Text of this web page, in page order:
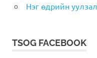
Нэг өдрийн
TSOG FACEBOOK